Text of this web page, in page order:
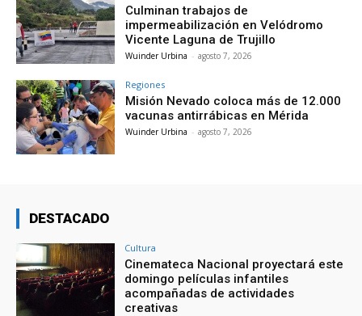
Culminan trabajos de
impermeabilización en Velódromo
Vicente Laguna de Trujillo
Wuinder Urbina - agosto 7, 2026
Regiones
Misión Nevado coloca más de 12.000
vacunas antirrábicas en Mérida
Wuinder Urbina - agosto 7, 2026
DESTACADO
Cultura
Cinemateca Nacional proyectará este
domingo películas infantiles
acompañadas de actividades
creativas